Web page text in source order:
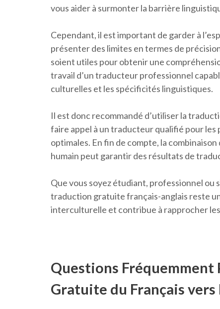
vous aider à surmonter la barrière
Cependant, il est important de garder à
présenter des limites en termes de
soient utiles pour obtenir une
travail d’un traducteur professionnel
culturelles et les spécificités linguistiques.
Il est donc recommandé d’utiliser la
faire appel à un traducteur qualifié pour
optimales. En fin de compte, la
humain peut garantir des résultats de
Que vous soyez étudiant, professionnel ou
traduction gratuite français-anglais reste
interculturelle et contribue à rapprocher
Questions Fréquemment
Gratuite du Français vers